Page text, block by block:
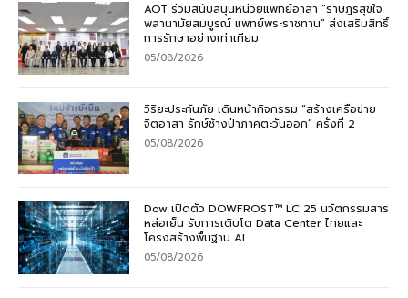
AOT ร่วมสนับสนุนหน่วยแพทย์อาสา “ราษฎรสุขใจ
พลานามัยสมบูรณ์ แพทย์พระราชทาน” ส่งเสริมสิทธิ์
การรักษาอย่างเท่าเทียม
05/08/2026
วิริยะประกันภัย เดินหน้ากิจกรรม “สร้างเครือข่าย
จิตอาสา รักษ์ช้างป่าภาคตะวันออก” ครั้งที่ 2
05/08/2026
Dow เปิดตัว DOWFROST™ LC 25 นวัตกรรมสาร
หล่อเย็น รับการเติบโต Data Center ไทยและ
โครงสร้างพื้นฐาน AI
05/08/2026